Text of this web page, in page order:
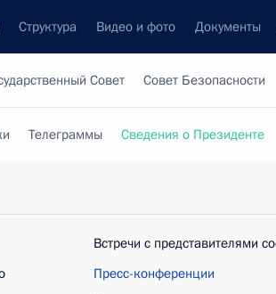
Структура Видео и фото Документы
Совет Совет Безопасности
Телеграммы Сведения о Президенте
Встречи с представителями
Пресс-конференции